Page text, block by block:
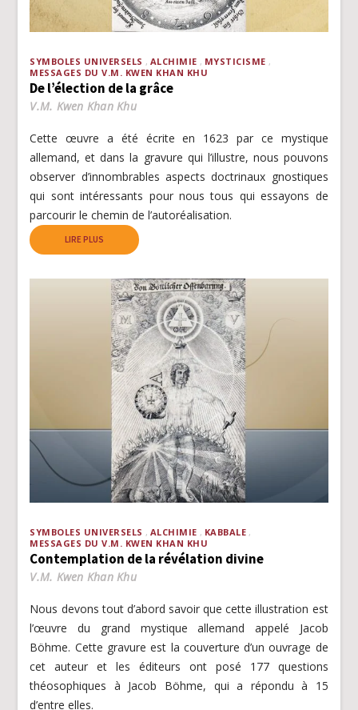
SYMBOLES UNIVERSELS ALCHIMIE
MYSTICISME
MESSAGES DU V.M. KWEN KHAN KHU
De l’élection de la grâce
V.M. Kwen Khan Khu
Cette œuvre a été écrite en 1623 par ce mystique
allemand, et dans la gravure qui l’illustre, nous pouvons
observer d’innombrables aspects doctrinaux gnostiques
qui sont intéressants pour nous tous qui essayons de
parcourir le chemin de l’autoréalisation.
LIRE PLUS
SYMBOLES UNIVERSELS ALCHIMIE
KABBALE
MESSAGES DU V.M. KWEN KHAN KHU
Contemplation de la révélation divine
V.M. Kwen Khan Khu
Nous devons tout d’abord savoir que cette illustration est
l’œuvre du grand mystique allemand appelé Jacob
Böhme. Cette gravure est la couverture d’un ouvrage de
cet auteur et les éditeurs ont posé 177 questions
théosophiques à Jacob Böhme, qui a répondu à 15
d’entre elles.